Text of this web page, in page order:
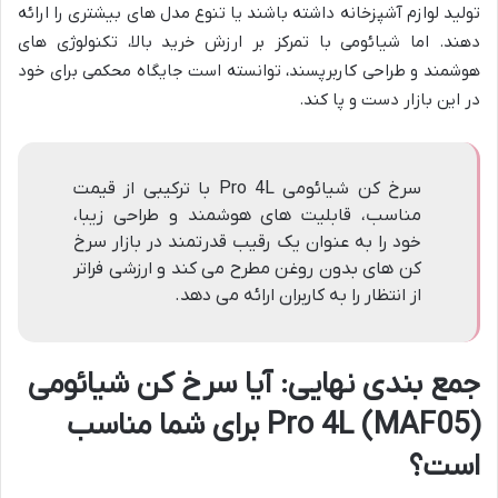
تولید لوازم آشپزخانه داشته باشند یا تنوع مدل های بیشتری را ارائه
دهند. اما شیائومی با تمرکز بر ارزش خرید بالا، تکنولوژی های
هوشمند و طراحی کاربرپسند، توانسته است جایگاه محکمی برای خود
در این بازار دست و پا کند.
سرخ کن شیائومی Pro 4L با ترکیبی از قیمت
مناسب، قابلیت های هوشمند و طراحی زیبا،
خود را به عنوان یک رقیب قدرتمند در بازار سرخ
کن های بدون روغن مطرح می کند و ارزشی فراتر
از انتظار را به کاربران ارائه می دهد.
جمع بندی نهایی: آیا سرخ کن شیائومی
Pro 4L (MAF05) برای شما مناسب
است؟